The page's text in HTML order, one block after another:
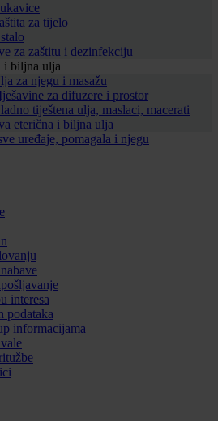
za tijelo
za zaštitu i dezinfekciju
i biljna ulja
za njegu i masažu
za difuzere i prostor
tiještena ulja, maslaci, macerati
eterična i biljna ulja
uređaje, pomagala i njegu
interesa
podataka
informacijama